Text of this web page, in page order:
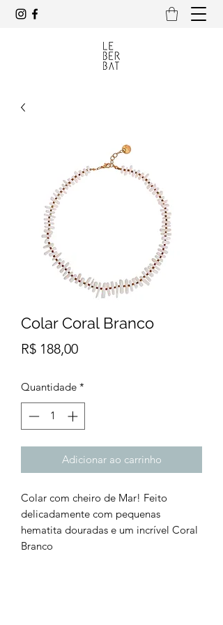
Colar Coral Branco
R$ 188,00Preço
Quantidade *
Adicionar ao carrinho
Colar com cheiro de Mar! Feito
delicadamente com pequenas
hematita douradas e um incrível Coral
Branco